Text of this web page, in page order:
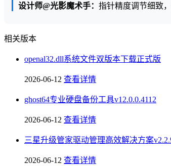
设计师@光影魔术手： 指针精度调节细致
相关版本
openal32.dll系统文件双版本下载正式版
2026-06-12 查看详情
ghost64专业硬盘备份工具v12.0.0.4112
2026-06-12 查看详情
三星升级管家驱动管理高效解决方案
2026-06-12 查看详情